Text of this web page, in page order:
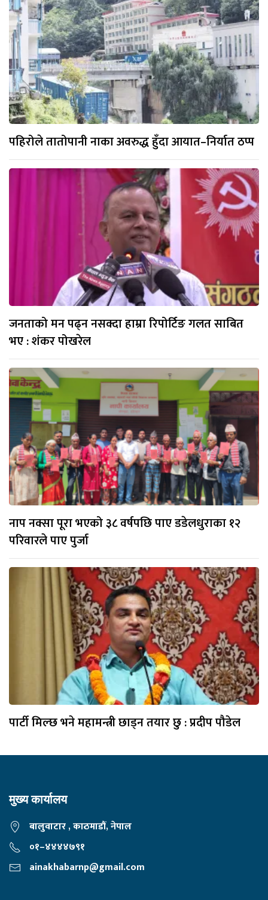
पहिरोले तातोपानी नाका अवरुद्ध हुँदा आयात–निर्यात ठप्प
जनताको मन पढ्न नसक्दा हाम्रा रिपोर्टिङ गलत साबित
भए : शंकर पोखरेल
नाप नक्सा पूरा भएको ३८ वर्षपछि पाए डडेलधुराका १२
परिवारले पाए पुर्जा
पार्टी मिल्छ भने महामन्त्री छाड्न तयार छु : प्रदीप पौडेल
मुख्य कार्यालय
बालुवाटार , काठमाडौं, नेपाल
०१–४४४४७९१
ainakhabarnp@gmail.com